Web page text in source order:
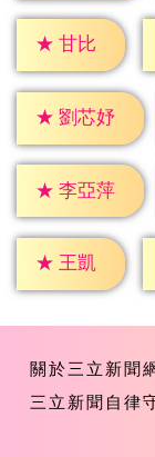
★ 甘比
★ 劉芯妤
★ 李亞萍
★ 王凱
關於三立新聞
三立新聞自律